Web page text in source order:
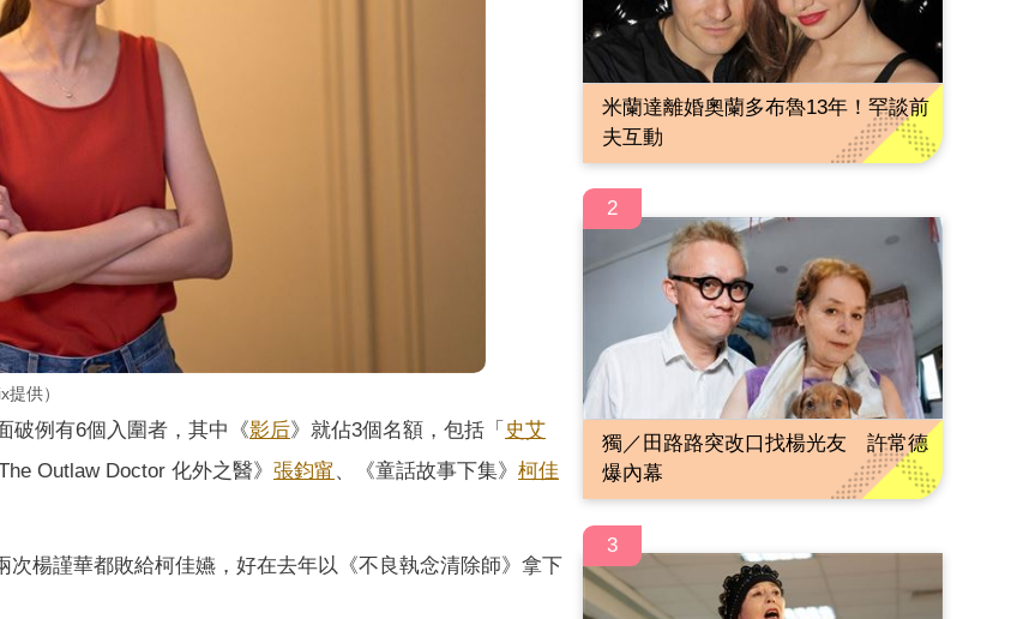
供）
破例有6個入圍者，其中《影后》就佔3個名額，包括「 史艾
Outlaw Doctor 化外之醫》 張鈞甯 、《童話故事下集》 柯佳
楊謹華都敗給柯佳嬿，好在去年以《不良執念清除師》拿下
米蘭達離婚奧蘭多布魯13年！罕談前
夫互動
2
獨／田路路突改口找楊光友 許常德
爆內幕
3